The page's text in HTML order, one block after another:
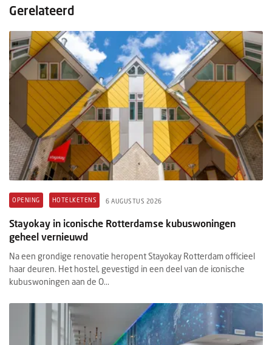
Gerelateerd
OPENING HOTELKETENS 6 AUGUSTUS 2026
Stayokay in iconische Rotterdamse kubuswoningen
geheel vernieuwd
Na een grondige renovatie heropent Stayokay Rotterdam officieel
haar deuren. Het hostel, gevestigd in een deel van de iconische
kubuswoningen aan de O...